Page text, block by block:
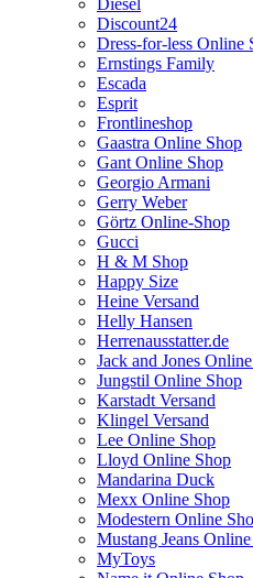
Diesel
Discount24
Dress-for-less Online
Ernstings Family
Escada
Esprit
Frontlineshop
Gaastra Online Shop
Gant Online Shop
Georgio Armani
Gerry Weber
Görtz Online-Shop
Gucci
H & M Shop
Happy Size
Heine Versand
Helly Hansen
Herrenausstatter.de
Jack and Jones
Jungstil Online Shop
Karstadt Versand
Klingel Versand
Lee Online Shop
Lloyd Online Shop
Mandarina Duck
Mexx Online Shop
Modestern Online
Mustang Jeans
MyToys